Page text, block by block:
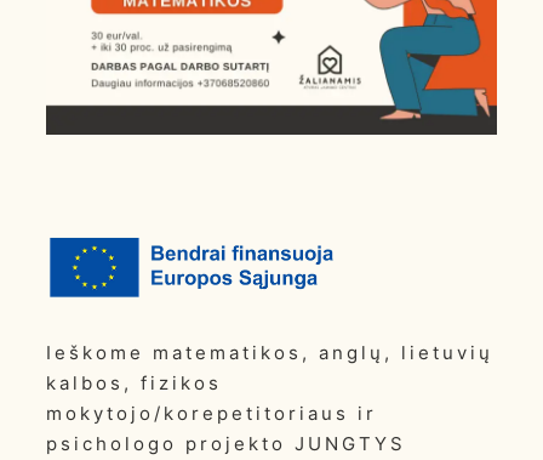
Ieškome matematikos, anglų, lietuvių
kalbos, fizikos
mokytojo/korepetitoriaus ir
psichologo projekto JUNGTYS